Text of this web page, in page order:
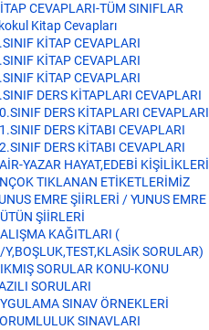
CEVAPLARI-TÜM SINIFLAR
Kitap Cevapları
KİTAP CEVAPLARI
KİTAP CEVAPLARI
KİTAP CEVAPLARI
DERS KİTAPLARI CEVAPLARI
DERS KİTAPLARI CEVAPLARI
DERS KİTABI CEVAPLARI
DERS KİTABI CEVAPLARI
YAZAR HAYAT,EDEBİ KİŞİLİKLERİ
TIKLANAN ETİKETLERİMİZ
EMRE ŞİİRLERİ / YUNUS EMRE
ŞİİRLERİ
KAĞITLARI (
Y,BOŞLUK,TEST,KLASİK SORULAR)
SORULAR KONU-KONU
SORULARI
SINAV ÖRNEKLERİ
SINAVLARI